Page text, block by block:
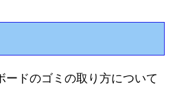
ードのゴミの取り方について